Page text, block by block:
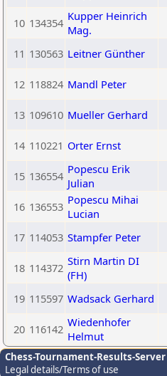
10 134354 Kupper Heinrich
Mag.
11 130563 Leitner Günther
12 118824 Mandl Peter
13 109610 Mueller Gerhard
14 110221 Orter Ernst
15 136554 Popescu Erik
Julian
16 136553 Popescu Mihai
Lucian
17 114053 Stampfer Peter
18 114372 Stirn Martin DI
(FH)
19 115597 Wadsack Gerhard
20 116142 Wiedenhofer
Helmut
Chess-Tournament-Results-Server
Legal details/Terms of use